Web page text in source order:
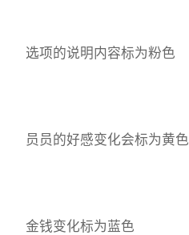
选项的说明内容标为粉色
员员的好感变化会标为黄色
金钱变化标为蓝色